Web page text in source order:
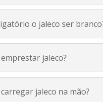
o jaleco ser
jaleco?
jaleco na mão?